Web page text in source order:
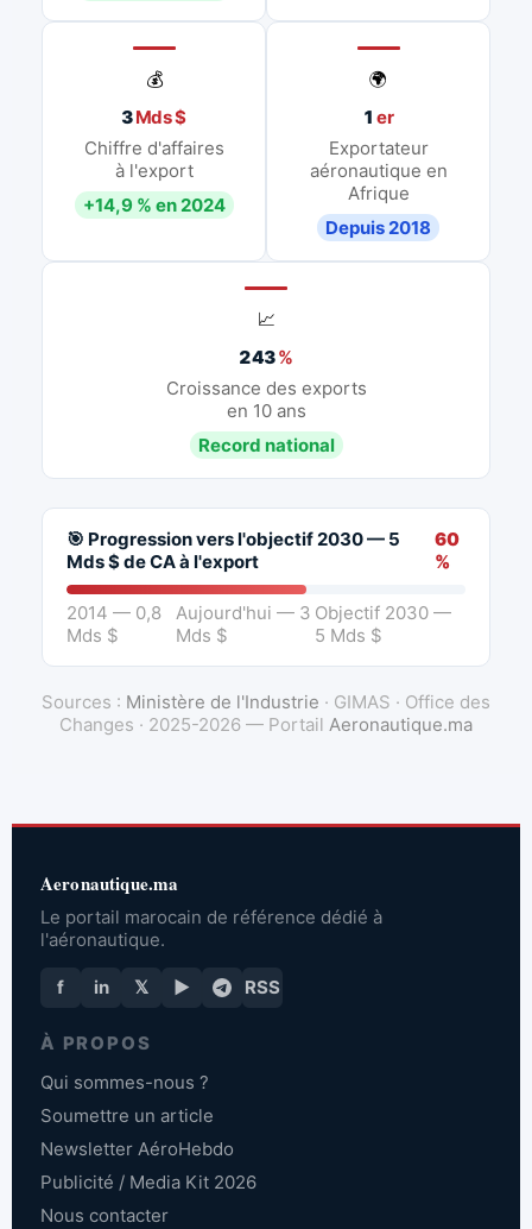
💰
3Mds $
Chiffre d'affaires
à l'export
+14,9 % en 2024
🌍
1 er
Exportateur
aéronautique en
Afrique
Depuis 2018
📈
243%
Croissance des exports
en 10 ans
Record national
🎯 Progression vers l'objectif 2030 — 5
Mds $ de CA à l'export
60
%
2014 — 0,8
Mds $
Aujourd'hui — 3
Mds $
Objectif 2030 —
5 Mds $
Sources : Ministère de l'Industrie · GIMAS · Office des
Changes · 2025-2026 — Portail Aeronautique.ma
Aeronautique.ma
Le portail marocain de référence dédié à
l'aéronautique.
f in 𝕏 ▶ RSS
À PROPOS
Qui sommes-nous ?
Soumettre un article
Newsletter AéroHebdo
Publicité / Media Kit 2026
Nous contacter